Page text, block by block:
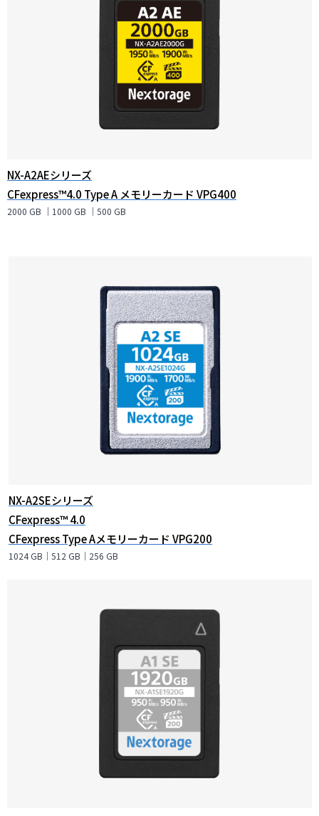
NX-A2AEシリーズ
CFexpress™4.0 Type A メモリーカード VPG400
2000 GB ｜1000 GB ｜500 GB
NX-A2SEシリーズ
CFexpress™ 4.0
CFexpress Type Aメモリーカード VPG200
1024 GB｜512 GB｜256 GB